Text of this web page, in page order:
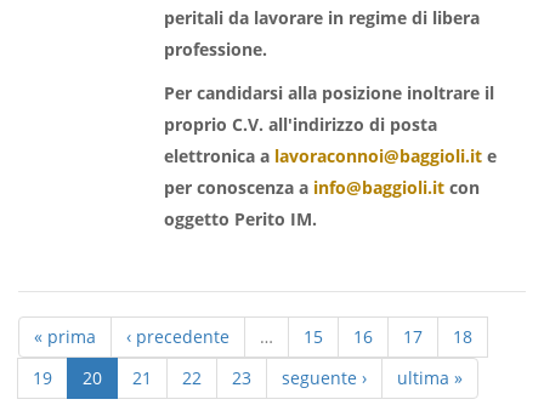
peritali da lavorare in regime di libera
professione.
Per candidarsi alla posizione inoltrare il
proprio C.V. all'indirizzo di posta
elettronica a lavoraconnoi@baggioli.ite
per conoscenza a info@baggioli.itcon
oggetto Perito IM.
« prima ‹ precedente … 15 16 17
18
19
20 21 22 23 seguente › ultima »